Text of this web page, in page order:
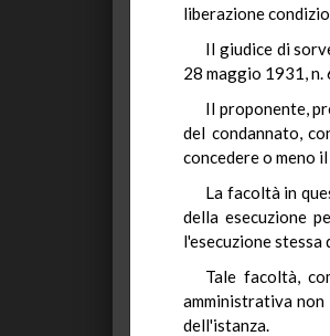
liberazione
Il giudice di
28 maggio 1931, n.
Il proponente,
del condannato,
concedere o meno
La facoltà in
della esecuzione
l'esecuzione stessa
Tale facoltà,
amministrativa
dell'istanza.